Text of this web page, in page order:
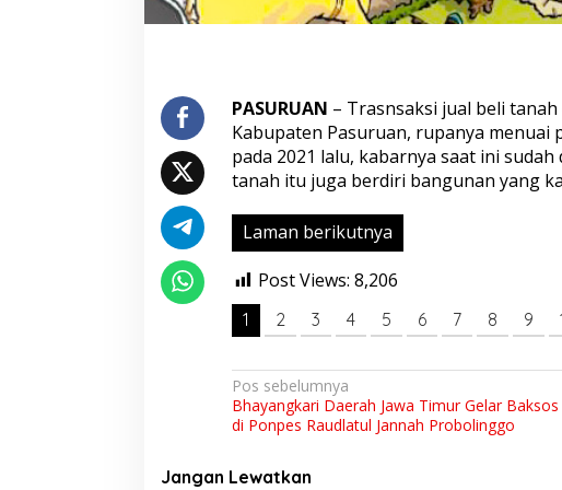
i
k
h
a
k
D
e
a
D
l
P
s
a
r
M
PASURUAN – Trasnsaksi jual beli tanah
Kabupaten Pasuruan, rupanya menuai
pada 2021 lalu, kabarnya saat ini
tanah itu juga berdiri bangunan yang
Laman berikutnya
Post Views: 8,206
1 2 3 4 5 6 7 8 9
N
a
i
Pos sebelumnya
Bhayangkari Daerah Jawa Timur Gelar Baksos
di Ponpes Raudlatul Jannah Probolinggo
Jangan Lewatkan